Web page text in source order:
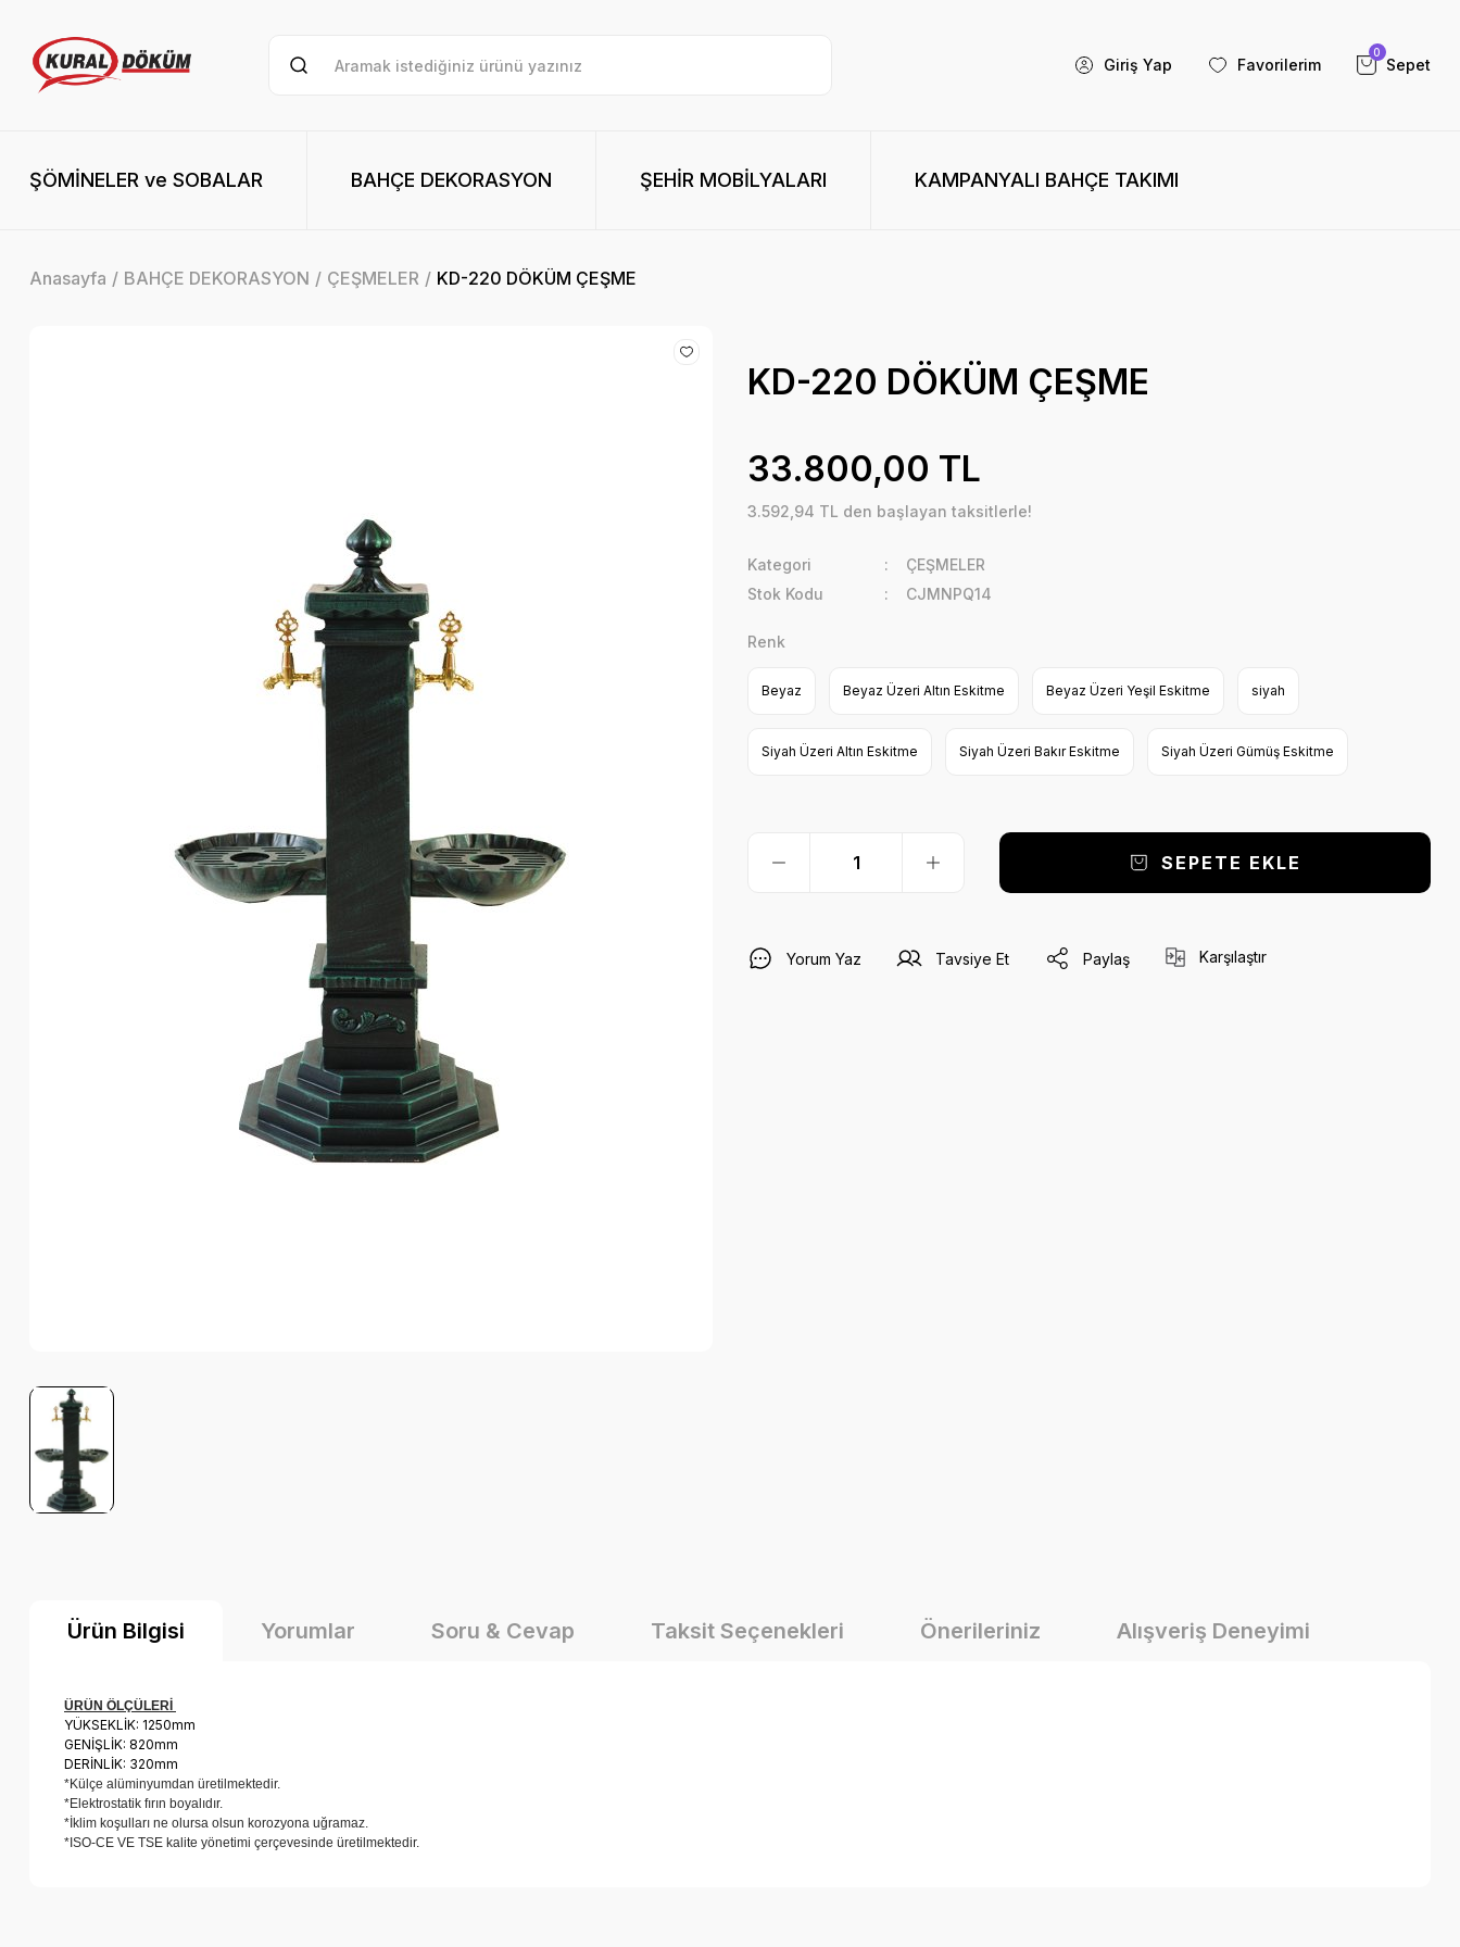
Giriş Yap Favorilerim Sepet
0
ŞÖMİNELER ve SOBALAR BAHÇE DEKORASYON ŞEHİR MOBİLYALARI KAMPANYALI BAHÇE TAKIMI
Anasayfa BAHÇE DEKORASYON ÇEŞMELER KD-220 DÖKÜM ÇEŞME
KD-220 DÖKÜM ÇEŞME
33.800,00 TL
3.592,94 TL den başlayan taksitlerle!
Kategori
ÇEŞMELER
Stok Kodu
CJMNPQ14
Renk
Beyaz Beyaz Üzeri Altın Eskitme Beyaz Üzeri Yeşil Eskitme siyah
Siyah Üzeri Altın Eskitme Siyah Üzeri Bakır Eskitme Siyah Üzeri Gümüş Eskitme
SEPETE EKLE
Yorum Yaz Tavsiye Et Paylaş Karşılaştır
Ürün Bilgisi Yorumlar Soru & Cevap Taksit Seçenekleri Önerileriniz Alışveriş Deneyimi
ÜRÜN ÖLÇÜLERİ
YÜKSEKLİK: 1250mm
GENİŞLİK: 820mm
DERİNLİK: 320mm
*Külçe alüminyumdan üretilmektedir.
*Elektrostatik fırın boyalıdır.
*İklim koşulları ne olursa olsun korozyona uğramaz.
*ISO-CE VE TSE kalite yönetimi çerçevesinde üretilmektedir.